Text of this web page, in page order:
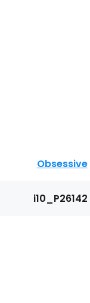
Obsessive
i10_P26142